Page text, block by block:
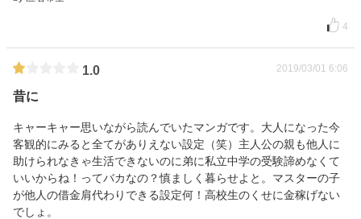
4
1.0 2019/03/01 6:06
昔に
キャーキャー思いながら読んでいたマンガです。大人になった今
客観的にみると全てがありえない設定（笑）主人公の親も他人に
助けられなきゃ生活できないのに弟に私立中学の受験諦めなくて
いいからね！ってバカなの？慎ましく暮らせよと。マスターの子
が他人の借金肩代わりできる設定何！高校生のくせに金稼げない
でしょ。